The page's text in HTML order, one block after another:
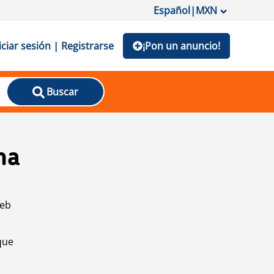
Español|MXN
sesión | Registrarse ¡Pon un anuncio!
Buscar